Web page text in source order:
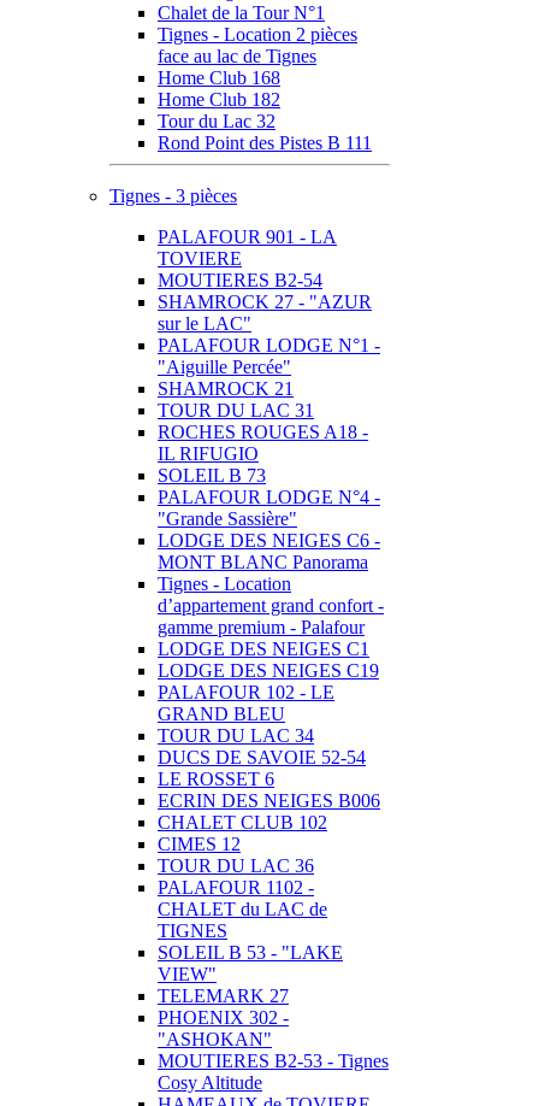
Chalet de la Tour N°1
Tignes - Location 2 pièces
face au lac de Tignes
Home Club 168
Home Club 182
Tour du Lac 32
Rond Point des Pistes B 111
Tignes - 3 pièces
PALAFOUR 901 - LA
TOVIERE
MOUTIERES B2-54
SHAMROCK 27 - "AZUR
sur le LAC"
PALAFOUR LODGE N°1 -
"Aiguille Percée"
SHAMROCK 21
TOUR DU LAC 31
ROCHES ROUGES A18 -
IL RIFUGIO
SOLEIL B 73
PALAFOUR LODGE N°4 -
"Grande Sassière"
LODGE DES NEIGES C6 -
MONT BLANC Panorama
Tignes - Location
d’appartement grand confort -
gamme premium - Palafour
LODGE DES NEIGES C1
LODGE DES NEIGES C19
PALAFOUR 102 - LE
GRAND BLEU
TOUR DU LAC 34
DUCS DE SAVOIE 52-54
LE ROSSET 6
ECRIN DES NEIGES B006
CHALET CLUB 102
CIMES 12
TOUR DU LAC 36
PALAFOUR 1102 -
CHALET du LAC de
TIGNES
SOLEIL B 53 - "LAKE
VIEW"
TELEMARK 27
PHOENIX 302 -
"ASHOKAN"
MOUTIERES B2-53 - Tignes
Cosy Altitude